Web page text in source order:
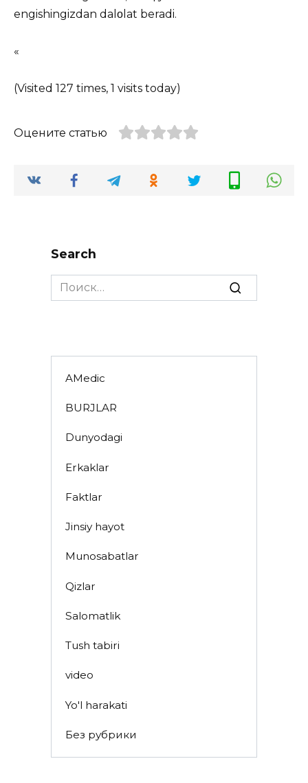
engishingizdan dalοlat beradi.
«
(Visited 127 times, 1 visits today)
Оцените статью
Search
Search
for:
AMedic
BURJLAR
Dunyodagi
Erkaklar
Faktlar
Jinsiy hayot
Munosabatlar
Qizlar
Salomatlik
Tush tabiri
video
Yo'l harakati
Без рубрики